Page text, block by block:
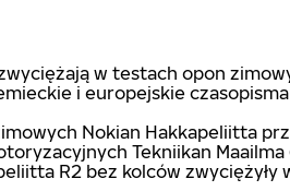
w testach opon
i europejskie
Nokian Hakkapeliitta
Tekniikan Maailma
R2 bez kolców